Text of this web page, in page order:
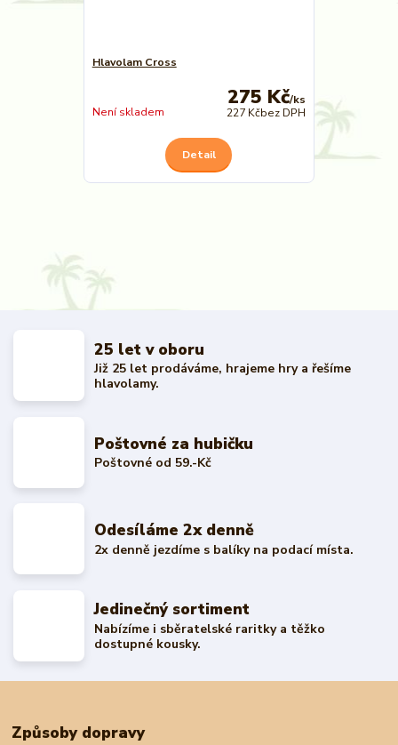
Hlavolam Cross
275 Kč/ks
227 Kčbez DPH
Není skladem
Detail
Není skladem
25 let v oboru
Již 25 let prodáváme, hrajeme hry a řešíme
hlavolamy.
Poštovné za hubičku
Poštovné od 59.-Kč
Odesíláme 2x denně
2x denně jezdíme s balíky na podací místa.
Jedinečný sortiment
Nabízíme i sběratelské raritky a těžko
dostupné kousky.
Způsoby dopravy